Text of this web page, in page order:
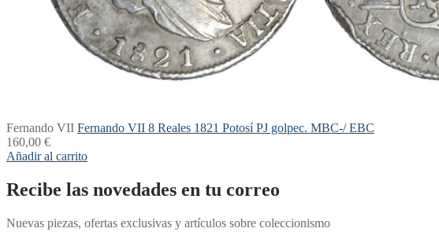
Fernando VII Fernando VII 8 Reales 1821 Potosí PJ golpec. MBC-/ EBC
160,00 €
Añadir al carrito
Recibe las novedades en tu correo
Nuevas piezas, ofertas exclusivas y artículos sobre coleccionismo